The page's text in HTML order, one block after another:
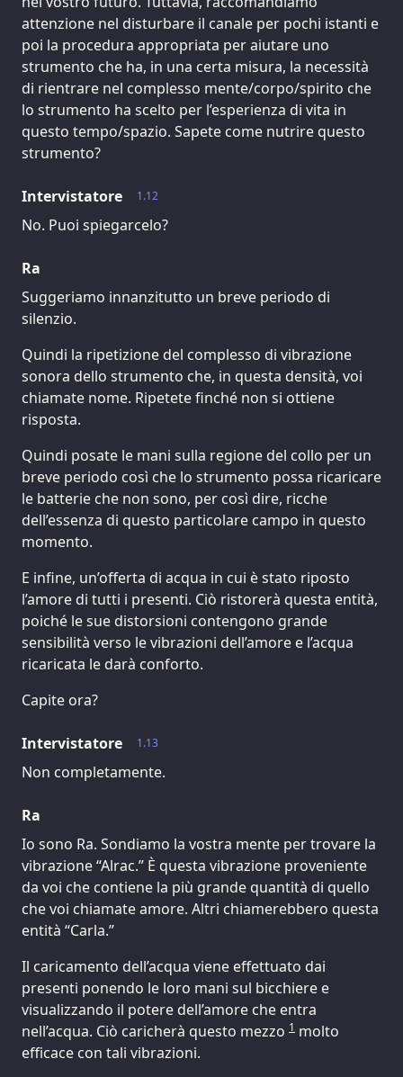
attenzione nel disturbare il canale per pochi istanti e
poi la procedura appropriata per aiutare uno
strumento che ha, in una certa misura, la necessità
di rientrare nel complesso mente/corpo/spirito che
lo strumento ha scelto per l’esperienza di vita in
questo tempo/spazio. Sapete come nutrire questo
strumento?
1.12
Intervistatore
No. Puoi spiegarcelo?
Ra
Suggeriamo innanzitutto un breve periodo di
silenzio.
Quindi la ripetizione del complesso di vibrazione
sonora dello strumento che, in questa densità, voi
chiamate nome. Ripetete finché non si ottiene
risposta.
Quindi posate le mani sulla regione del collo per un
breve periodo così che lo strumento possa ricaricare
le batterie che non sono, per così dire, ricche
dell’essenza di questo particolare campo in questo
momento.
E infine, un’offerta di acqua in cui è stato riposto
l’amore di tutti i presenti. Ciò ristorerà questa entità,
poiché le sue distorsioni contengono grande
sensibilità verso le vibrazioni dell’amore e l’acqua
ricaricata le darà conforto.
Capite ora?
1.13
Intervistatore
Non completamente.
Ra
Io sono Ra. Sondiamo la vostra mente per trovare la
vibrazione “Alrac.” È questa vibrazione proveniente
da voi che contiene la più grande quantità di quello
che voi chiamate amore. Altri chiamerebbero questa
entità “Carla.”
Il caricamento dell’acqua viene effettuato dai
presenti ponendo le loro mani sul bicchiere e
visualizzando il potere dell’amore che entra
nell’acqua. Ciò caricherà questo mezzo 1 molto
efficace con tali vibrazioni.